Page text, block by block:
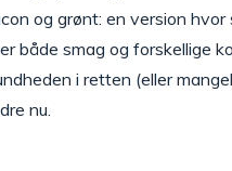
og grønt: en version
både smag og forskellige
i retten (eller
nu.